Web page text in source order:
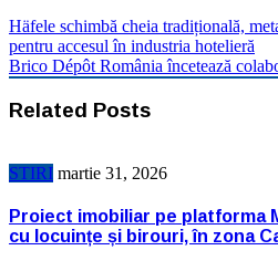
Häfele schimbă cheia tradițională,
pentru accesul în industria hotelieră
Brico Dépôt România încetează
Related Posts
STIRI martie 31, 2026
Proiect imobiliar pe platforma
cu locuințe și birouri, în zona